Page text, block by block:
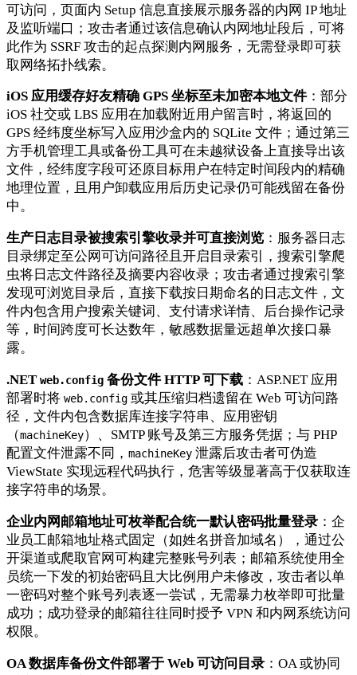
可访问，页面内 Setup 信息直接展示服务器的内网 IP 地址
及监听端口；攻击者通过该信息确认内网地址段后，可将
此作为 SSRF 攻击的起点探测内网服务，无需登录即可获
取网络拓扑线索。
iOS 应用缓存好友精确 GPS 坐标至未加密本地文件：部分
iOS 社交或 LBS 应用在加载附近用户留言时，将返回的
GPS 经纬度坐标写入应用沙盒内的 SQLite 文件；通过第三
方手机管理工具或备份工具可在未越狱设备上直接导出该
文件，经纬度字段可还原目标用户在特定时间段内的精确
地理位置，且用户卸载应用后历史记录仍可能残留在备份
中。
生产日志目录被搜索引擎收录并可直接浏览 ：服务器日志
目录绑定至公网可访问路径且开启目录索引，搜索引擎爬
虫将日志文件路径及摘要内容收录；攻击者通过搜索引擎
发现可浏览目录后，直接下载按日期命名的日志文件，文
件内包含用户搜索关键词、支付请求详情、后台操作记录
等，时间跨度可长达数年，敏感数据量远超单次接口暴
露。
.NET web.config 备份文件 HTTP 可下载 ：ASP.NET 应用
部署时将 web.config 或其压缩归档遗留在 Web 可访问路
径，文件内包含数据库连接字符串、应用密钥
（machineKey）、SMTP 账号及第三方服务凭据；与 PHP
配置文件泄露不同， machineKey 泄露后攻击者可伪造
ViewState 实现远程代码执行，危害等级显著高于仅获取连
接字符串的场景。
企业内网邮箱地址可枚举配合统一默认密码批量登录 ：企
业员工邮箱地址格式固定（如姓名拼音加域名），通过公
开渠道或爬取官网可构建完整账号列表；邮箱系统使用全
员统一下发的初始密码且大比例用户未修改，攻击者以单
一密码对整个账号列表逐一尝试，无需暴力枚举即可批量
成功；成功登录的邮箱往往同时授予 VPN 和内网系统访问
权限。
OA 数据库备份文件部署于 Web 可访问目录 ：OA 或协同